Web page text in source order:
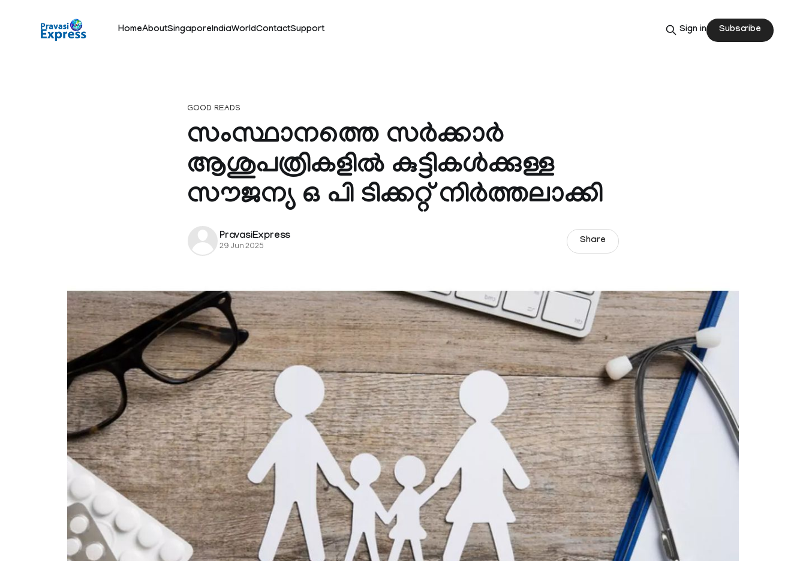
HomeAboutSingaporeIndiaWorldContactSupport Sign in Subscribe
GOOD READS
സംസ്ഥാനത്തെ സർക്കാർ
ആശുപത്രികളിൽ കുട്ടികൾക്കുള്ള
സൗജന്യ ഒ പി ടിക്കറ്റ് നിർത്തലാക്കി
PravasiExpress
29 Jun 2025
Share